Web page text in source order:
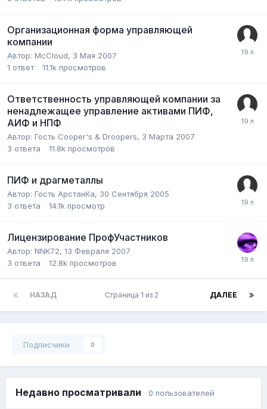
Организационная форма управляющей
компании
Автор: McCloud, 3 Мая 2007
1 ответ 11.1k просмотров
Ответственность управляющей компании за
ненадлежащее управление активами ПИФ,
АИФ и НПФ
Автор: Гость Cooper's & Droopers, 3 Марта 2007
3 ответа 11.8k просмотров
ПИФ и драгметаллы
Автор: Гость АрстанКа, 30 Сентября 2005
3 ответа 14.1k просмотр
Лицензирование ПрофУчастников
Автор: NNK72, 13 Февраля 2007
3 ответа 12.8k просмотров
НАЗАД ДАЛЕЕ
Страница 1 из 2
Подписчики 0
Недавно просматривали 0 пользователей